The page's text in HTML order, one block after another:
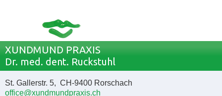
XUNDMUND PRAXIS
Dr. med. dent. Ruckstuhl
St. Gallerstr. 5, CH-9400 Rorschach
office@xundmundpraxis.ch